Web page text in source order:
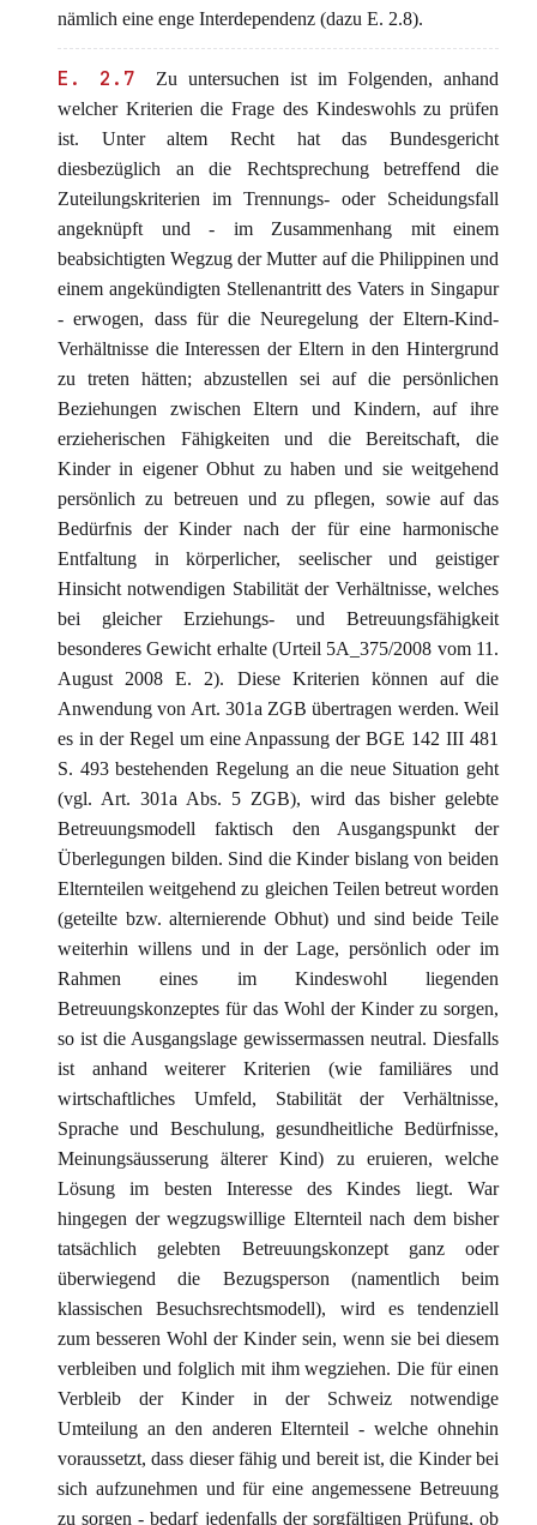
nämlich eine enge Interdependenz (dazu E. 2.8).
E. 2.7
Zu untersuchen ist im Folgenden, anhand
welcher Kriterien die Frage des Kindeswohls zu prüfen
ist. Unter altem Recht hat das Bundesgericht
diesbezüglich an die Rechtsprechung betreffend die
Zuteilungskriterien im Trennungs- oder Scheidungsfall
angeknüpft und - im Zusammenhang mit einem
beabsichtigten Wegzug der Mutter auf die Philippinen und
einem angekündigten Stellenantritt des Vaters in Singapur
- erwogen, dass für die Neuregelung der Eltern-Kind-
Verhältnisse die Interessen der Eltern in den Hintergrund
zu treten hätten; abzustellen sei auf die persönlichen
Beziehungen zwischen Eltern und Kindern, auf ihre
erzieherischen Fähigkeiten und die Bereitschaft, die
Kinder in eigener Obhut zu haben und sie weitgehend
persönlich zu betreuen und zu pflegen, sowie auf das
Bedürfnis der Kinder nach der für eine harmonische
Entfaltung in körperlicher, seelischer und geistiger
Hinsicht notwendigen Stabilität der Verhältnisse, welches
bei gleicher Erziehungs- und Betreuungsfähigkeit
besonderes Gewicht erhalte (Urteil 5A_375/2008 vom 11.
August 2008 E. 2). Diese Kriterien können auf die
Anwendung von Art. 301a ZGB übertragen werden. Weil
es in der Regel um eine Anpassung der BGE 142 III 481
S. 493 bestehenden Regelung an die neue Situation geht
(vgl. Art. 301a Abs. 5 ZGB), wird das bisher gelebte
Betreuungsmodell faktisch den Ausgangspunkt der
Überlegungen bilden. Sind die Kinder bislang von beiden
Elternteilen weitgehend zu gleichen Teilen betreut worden
(geteilte bzw. alternierende Obhut) und sind beide Teile
weiterhin willens und in der Lage, persönlich oder im
Rahmen eines im Kindeswohl liegenden
Betreuungskonzeptes für das Wohl der Kinder zu sorgen,
so ist die Ausgangslage gewissermassen neutral. Diesfalls
ist anhand weiterer Kriterien (wie familiäres und
wirtschaftliches Umfeld, Stabilität der Verhältnisse,
Sprache und Beschulung, gesundheitliche Bedürfnisse,
Meinungsäusserung älterer Kind) zu eruieren, welche
Lösung im besten Interesse des Kindes liegt. War
hingegen der wegzugswillige Elternteil nach dem bisher
tatsächlich gelebten Betreuungskonzept ganz oder
überwiegend die Bezugsperson (namentlich beim
klassischen Besuchsrechtsmodell), wird es tendenziell
zum besseren Wohl der Kinder sein, wenn sie bei diesem
verbleiben und folglich mit ihm wegziehen. Die für einen
Verbleib der Kinder in der Schweiz notwendige
Umteilung an den anderen Elternteil - welche ohnehin
voraussetzt, dass dieser fähig und bereit ist, die Kinder bei
sich aufzunehmen und für eine angemessene Betreuung
zu sorgen - bedarf jedenfalls der sorgfältigen Prüfung, ob